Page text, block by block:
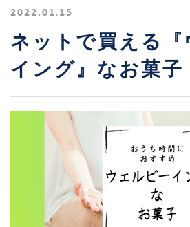
2022.01.15
ネットで買える『
イング』なお菓子